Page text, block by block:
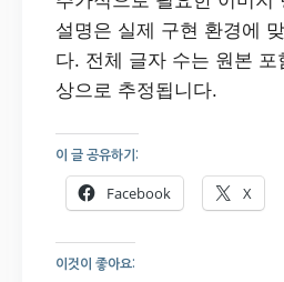
설명은 실제 구현 환경에
다. 전체 글자 수는 원본 포
상으로 추정됩니다.
이 글 공유하기:
Facebook X
이것이 좋아요: